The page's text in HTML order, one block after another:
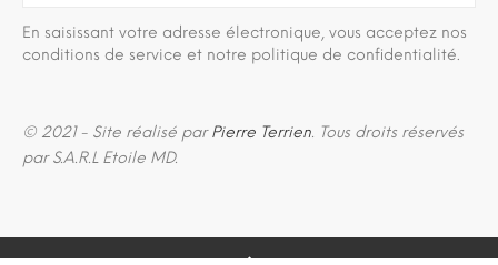
En saisissant votre adresse électronique, vous acceptez nos
conditions de service et notre politique de confidentialité.
© 2021 - Site réalisé parPierre Terrien. Tous droits réservés
par S.A.R.L Etoile MD.